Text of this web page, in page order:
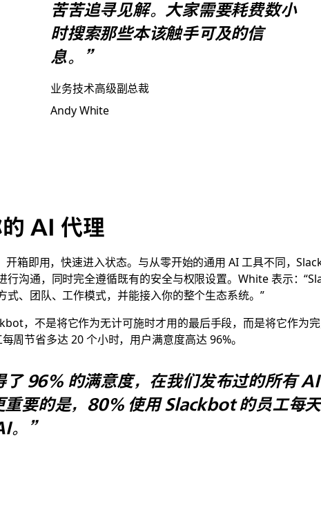
苦苦追寻见解。大家需要耗费数小
时搜索那些本该触手可及的信
息。”
业务技术高级副总裁
Andy White
AI 代理
箱即用，快速进入状态。与从零开始的通用 AI 工具不同，
沟通，同时完全遵循既有的安全与权限设置。White 表示：
、团队、工作模式，并能接入你的整个生态系统。”
，不是将它作为无计可施时才用的最后手段，而是将它作为
周节省多达 20 个小时，用户满意度高达 96%。
96% 的满意度，在我们发布过的所有
重要的是，80% 使用 Slackbot 的员工每
。”